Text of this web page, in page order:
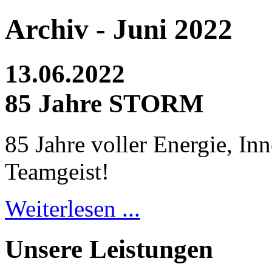
Archiv - Juni 2022
13.06.2022
85 Jahre STORM
85 Jahre voller Energie,
Teamgeist!
Weiterlesen ...
Unsere Leistungen